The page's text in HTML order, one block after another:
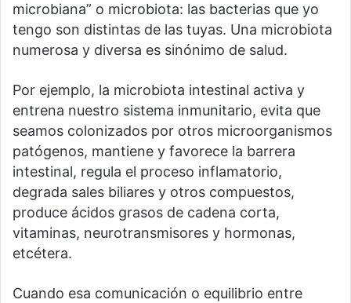
microbiana” o microbiota: las bacterias que yo
tengo son distintas de las tuyas. Una microbiota
numerosa y diversa es sinónimo de salud.
Por ejemplo, la microbiota intestinal activa y
entrena nuestro sistema inmunitario, evita que
seamos colonizados por otros microorganismos
patógenos, mantiene y favorece la barrera
intestinal, regula el proceso inflamatorio,
degrada sales biliares y otros compuestos,
produce ácidos grasos de cadena corta,
vitaminas, neurotransmisores y hormonas,
etcétera.
Cuando esa comunicación o equilibrio entre